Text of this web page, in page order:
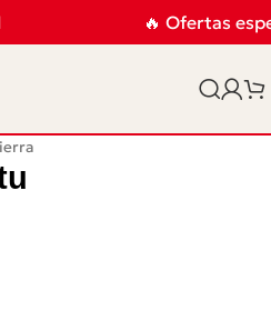
🔥 Ofertas